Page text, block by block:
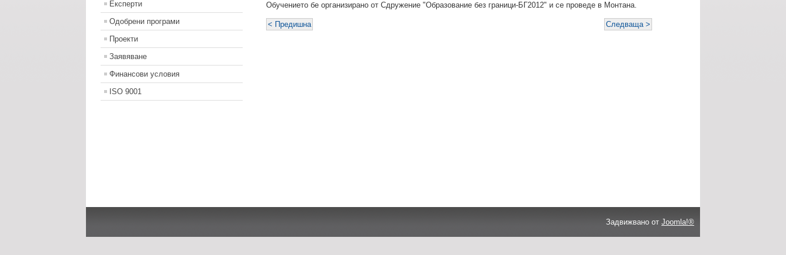
Експерти
Одобрени програми
Проекти
Заявяване
Финансови условия
ISO 9001
Обучението бе организирано от Сдружение "Образование без граници-БГ2012" и се проведе в Монтана.
< Предишна Следваща >
Задвижвано от Joomla!®